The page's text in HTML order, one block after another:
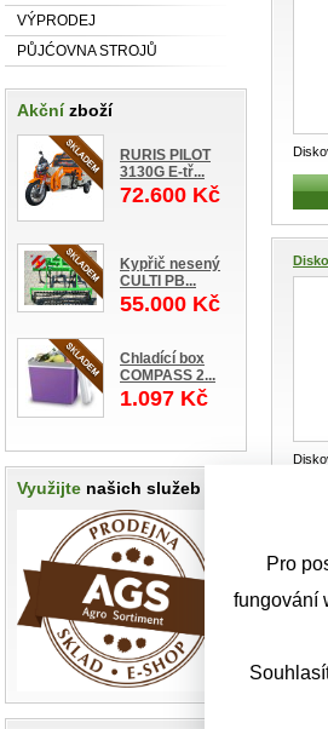
Pro
fungování
VÝPRODEJ
PŮJĆOVNA STROJŮ
Akčnízboží
RURIS PILOT
3130G E-tř...
72.600 Kč
Kypřič nesený
CULTI PB...
55.000 Kč
Chladící box
COMPASS 2...
1.097 Kč
Využijte našich služeb
SD
Výsledky
|«